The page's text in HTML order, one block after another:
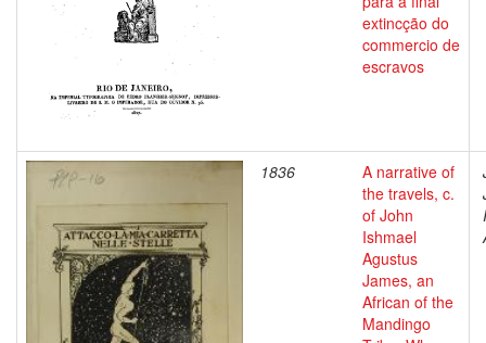
extincção do
commercio de
escravos
1836
A narrative of
the travels, c.
of John
Ishmael
Agustus
James, an
African of the
Mandingo